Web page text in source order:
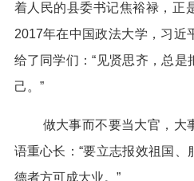
着人民的县委书记焦裕禄，正
2017年在中国政法大学，习近
给了同学们：“见贤思齐，总是
己。”
做大事而不要当大官，大
语重心长：“要立志报效祖国
德者方可成大业。”